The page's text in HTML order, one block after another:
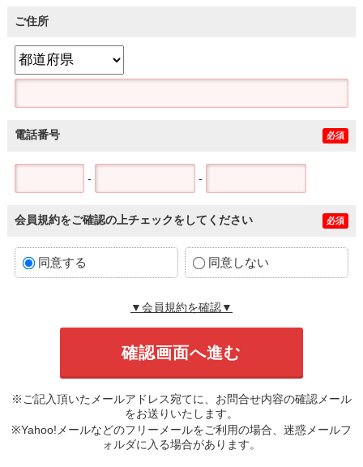
ご住所
電話番号 必須
- -
会員規約をご確認の上チェックをしてください 必須
同意する 同意しない
▼会員規約を確認▼
※ご記入頂いたメールアドレス宛てに、お問合せ内容の確認メール
をお送りいたします。
※Yahoo!メールなどのフリーメールをご利用の場合、迷惑メールフ
ォルダに入る場合があります。